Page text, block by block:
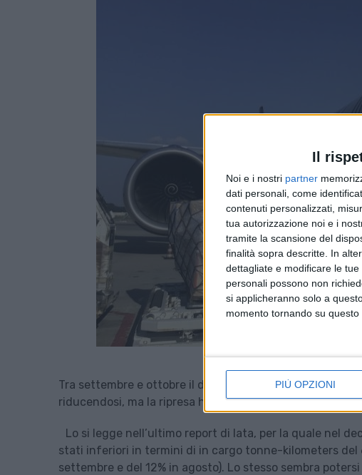
Il
Noi e i nostri partner
dati personali, come
contenuti personalizzati,
tua autorizzazione noi e i
tramite la scansione del
finalità sopra descritte. In
dettagliate e modificare le
personali possono non
si applicheranno solo a
momento tornando su
PIÙ OPZIONI
Tra settembre e ottobre il divario nei volumi delle
riducendosi, ma la ripresa ha assunto un ritmo più
Lo si legge nell’ultimo report di Iata, per la quale nel
stati inferiori in termini di in cargo tonne-kilometers del
settembre e del 12% in agosto). Lo stesso sembra